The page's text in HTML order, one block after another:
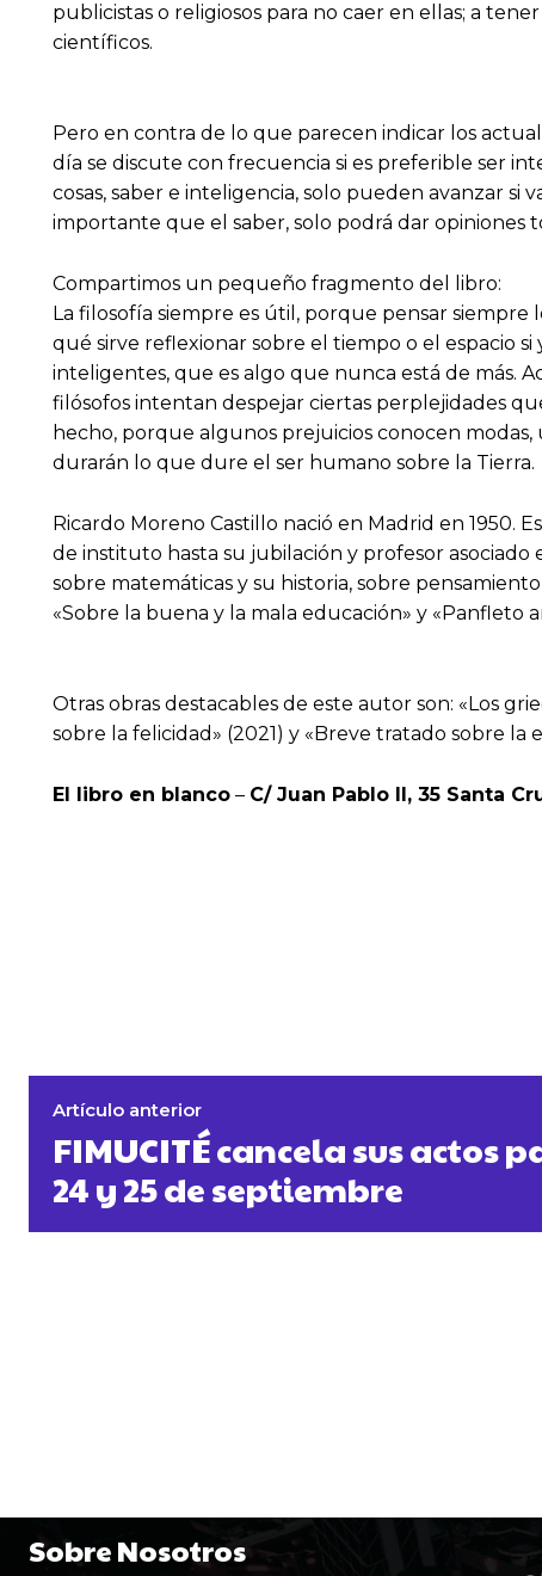
publicistas o religiosos para no caer en ellas; a
científicos.
Pero en contra de lo que parecen indicar los
día se discute con frecuencia si es preferible ser
cosas, saber e inteligencia, solo pueden avanzar
importante que el saber, solo podrá dar opiniones
Compartimos un pequeño fragmento del libro:
La filosofía siempre es útil, porque pensar siempre
qué sirve reflexionar sobre el tiempo o el espacio
inteligentes, que es algo que nunca está de más.
filósofos intentan despejar ciertas perplejidades
hecho, porque algunos prejuicios conocen
durarán lo que dure el ser humano sobre la Tierra.
Ricardo Moreno Castillo nació en Madrid en 1950.
de instituto hasta su jubilación y profesor
sobre matemáticas y su historia, sobre
«Sobre la buena y la mala educación» y «Panfleto
Otras obras destacables de este autor son: «Los
sobre la felicidad» (2021) y «Breve tratado sobre la
El libro en blanco – C/ Juan Pablo II, 35 Santa
Artículo anterior
FIMUCITÉ cancela sus actos
24 y 25 de septiembre
Sobre Nosotros